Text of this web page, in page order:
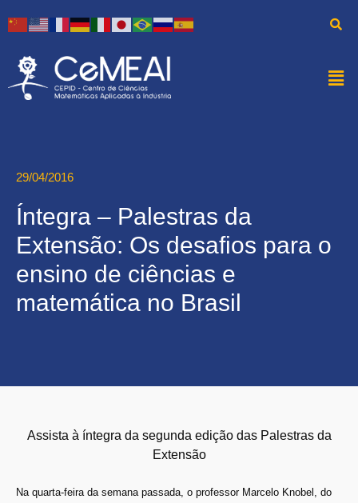
29/04/2016
Íntegra – Palestras da
Extensão: Os desafios para o
ensino de ciências e
matemática no Brasil
Assista à íntegra da segunda edição das Palestras da
Extensão
Na quarta-feira da semana passada, o professor Marcelo Knobel, do